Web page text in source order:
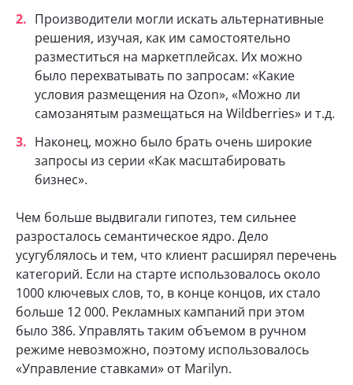
Производители могли искать альтернативные
решения, изучая, как им самостоятельно
разместиться на маркетплейсах. Их можно
было перехватывать по запросам: «Какие
условия размещения на Ozon», «Можно ли
самозанятым размещаться на Wildberries» и т.д.
Наконец, можно было брать очень широкие
запросы из серии «Как масштабировать
бизнес».
Чем больше выдвигали гипотез, тем сильнее
разросталось семантическое ядро. Дело
усугублялось и тем, что клиент расширял перечень
категорий. Если на старте использовалось около
1000 ключевых слов, то, в конце концов, их стало
больше 12 000. Рекламных кампаний при этом
было 386. Управлять таким объемом в ручном
режиме невозможно, поэтому использовалось
«Управление ставками» от Marilyn.